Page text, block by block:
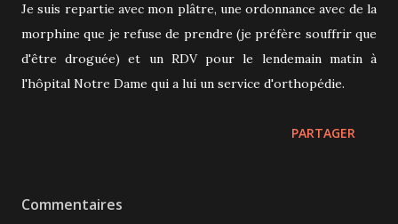
Je suis repartie avec mon plâtre, une ordonnance avec de la
morphine que je refuse de prendre (je préfère souffrir que
d'être droguée) et un RDV pour le lendemain matin à
l'hôpital Notre Dame qui a lui un service d'orthopédie.
PARTAGER
Commentaires